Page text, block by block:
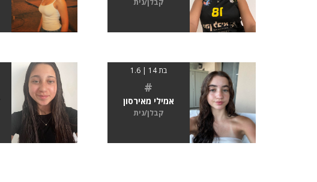
קבלן/נית
בת 14 | 1.6
#
אמילי מאירסון
קבלן/נית